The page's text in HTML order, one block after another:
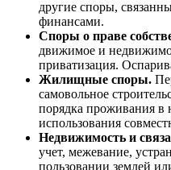
другие споры,
финансами.
Споры о праве
движимое и
приватизация.
Жилищные споры.
самовольное
порядка проживания в
использования
Недвижимость и
учет, межевание,
пользовании землей